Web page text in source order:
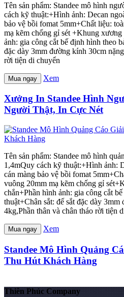
Tên sản phẩm: Standee mô hình
cách kỹ thuật:+Hình ảnh: Decan
bảo vệ bồi fomat 5mm+Chất liệu:
mạ kẽm chống gỉ sét +Khung
ảnh: gia công cắt bế định hình theo
đặc dày 3mm đường kính 30cm
rời tiện di chuyển
Mua ngay Xem
Xưởng In Standee Hình
Người Thật, In Cực Nét
Tên sản phẩm: Standee mô hình
1,4mQuy cách kỹ thuật:+Hình ảnh:
cán màng bảo vệ bồi fomat
vuông 20mm mạ kẽm chống gỉ
chắn+Phần hình ảnh: gia công cắt
thuật+Chân sắt: đế sắt đặc dày
4kg,Phần thân và chân tháo rời tiện
Mua ngay Xem
Standee Mô Hình Quảng
Thu Hút Khách Hàng
Thiên Phúc Company